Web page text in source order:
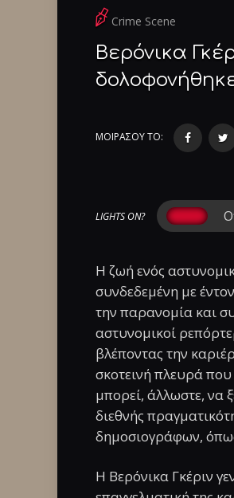
Crime Scene
Βερόνικα
ΜΟΙΡΑΣΟΥ ΤΟ:
LIGHTS ON?
Η ζωή ενός
συνδεδεμένη με
την παρανομία και
αστυνομικοί
βλέποντας την
σκοτεινή πλευρά
μπορεί, άλλωστε, να
διεθνής
δημοσιογράφων,
Η Βερόνικα Γκέριν